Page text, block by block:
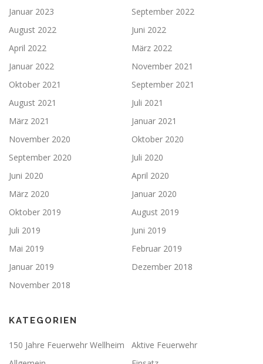
Januar 2023
September 2022
August 2022
Juni 2022
April 2022
März 2022
Januar 2022
November 2021
Oktober 2021
September 2021
August 2021
Juli 2021
März 2021
Januar 2021
November 2020
Oktober 2020
September 2020
Juli 2020
Juni 2020
April 2020
März 2020
Januar 2020
Oktober 2019
August 2019
Juli 2019
Juni 2019
Mai 2019
Februar 2019
Januar 2019
Dezember 2018
November 2018
KATEGORIEN
150 Jahre Feuerwehr Wellheim
Aktive Feuerwehr